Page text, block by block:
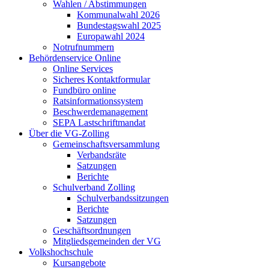
Wahlen / Abstimmungen
Kommunalwahl 2026
Bundestagswahl 2025
Europawahl 2024
Notrufnummern
Behördenservice Online
Online Services
Sicheres Kontaktformular
Fundbüro online
Ratsinformationssystem
Beschwerdemanagement
SEPA Lastschriftmandat
Über die VG-Zolling
Gemeinschaftsversammlung
Verbandsräte
Satzungen
Berichte
Schulverband Zolling
Schulverbandssitzungen
Berichte
Satzungen
Geschäftsordnungen
Mitgliedsgemeinden der VG
Volkshochschule
Kursangebote